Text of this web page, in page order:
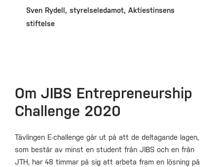
Sven Rydell, styrelseledamot, Aktiestinsens
stiftelse
Om JIBS Entrepreneurship
Challenge 2020
Tävlingen E-challenge går ut på att de deltagande lagen,
som består av minst en student från JIBS och en från
JTH, har 48 timmar på sig att arbeta fram en lösning på